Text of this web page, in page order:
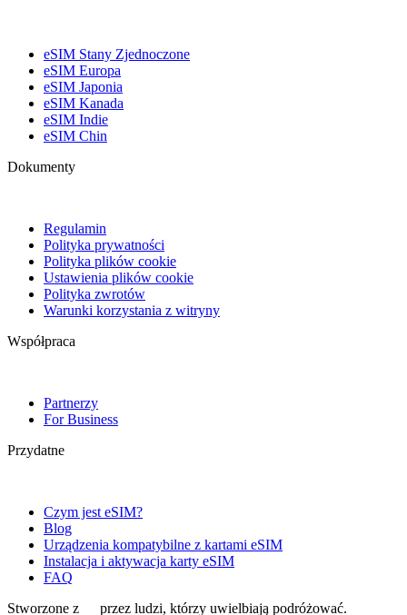
eSIM Stany Zjednoczone
eSIM Europa
eSIM Japonia
eSIM Kanada
eSIM Indie
eSIM Chin
Dokumenty
Regulamin
Polityka prywatności
Polityka plików cookie
Ustawienia plików cookie
Polityka zwrotów
Warunki korzystania z witryny
Współpraca
Partnerzy
For Business
Przydatne
Czym jest eSIM?
Blog
Urządzenia kompatybilne z kartami eSIM
Instalacja i aktywacja karty eSIM
FAQ
Stworzone z
przez ludzi, którzy uwielbiają podróżować.